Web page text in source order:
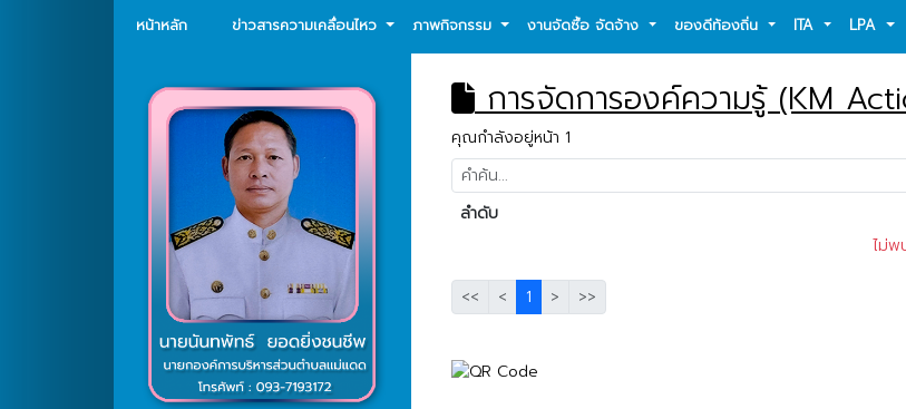
หน้าหลัก ข่าวสารความเคลื่อนไหว ภาพกิจกรรม งานจัดซื้อ จัดจ้าง ของดีท้องถิ่น ITA LPA
การจัดการองค์ความรู้ (KM
คุณกำลังอยู่หน้า 1
ลำดับ
ไม่พ
<< < 1 > >>